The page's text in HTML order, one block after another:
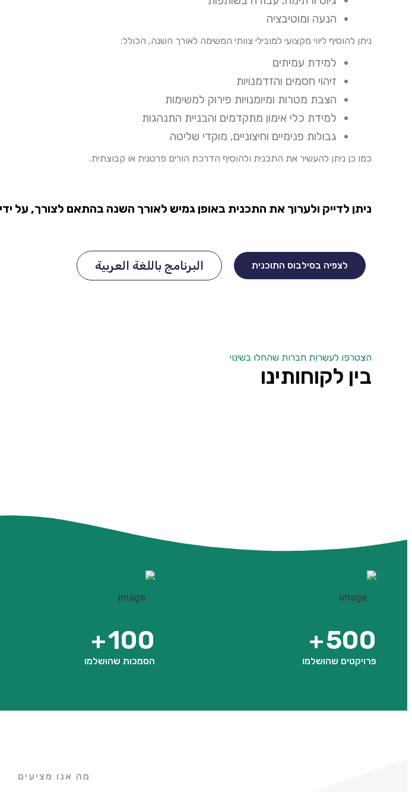
הנעה ומוטיבציה
ניתן להוסיף ליווי מקצועי למובילי צוותי המשימה לאורך השנה, הכולל:
למידת עמיתים
זיהוי חסמים והזדמנויות
הצבת מטרות ומיומנויות פירוק למשימות
למידת כלי אימון מתקדמים והבניית התנהגות
גבולות פנימיים וחיצוניים, מוקדי שליטה
כמו כן ניתן להעשיר את התכנית ולהוסיף הדרכת הורים פרטנית או קבוצתית.
ניתן לדייק ולערוך את התכנית באופן גמיש לאורך השנה בהתאם לצורך, על
לצפיה בסילבוס התוכנית البرنامج باللغة العربية
הצטרפו לעשרות חברות שהחלו בשינוי
בין לקוחותינו
500
+
פרויקטים שהושלמו
100
+
הסמכות שהושלמו
מה אנו מציעים